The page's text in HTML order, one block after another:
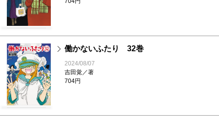
働かないふたり 32巻
2024/08/07
吉田覚／著
704円